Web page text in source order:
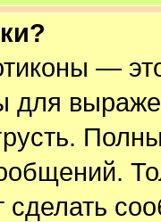
—
для
сделать